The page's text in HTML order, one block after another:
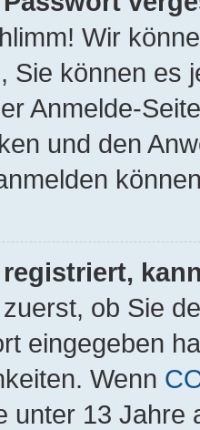
Wir
Sie können es
Anmelde-
und den
ob Sie
eingegeben
Wenn
unter 13 Jahre